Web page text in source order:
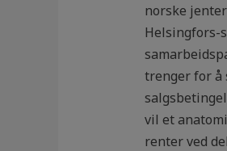
norske
Helsingfors-
trenger for å
vil et
renter ved